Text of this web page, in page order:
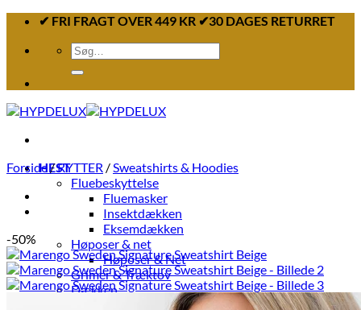
Fortsæt
indhold
✔ FRI FRAGT OVER 449 KR ✔30 DAGES RETURRET
Søg
efter:
HEST
Fluebeskyttelse
Fluemasker
Insektdækken
Eksemdækken
Høposer & net
Høposer & Net
Grimer & Træktov
Dækken
Fleecedækken
Forside/RYTTER /Sweatshirts & Hoodies
-50%